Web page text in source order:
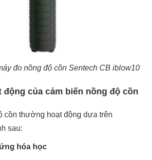
đo nồng độ cồn Sentech CB iblow10
động của cảm biến nồng độ cồn
cồn thường hoạt động dựa trên
sau:
hóa học